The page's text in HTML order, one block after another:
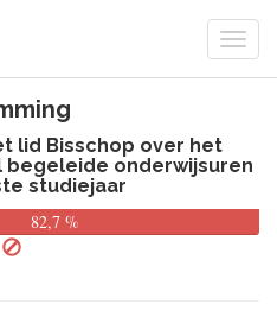
lid Bisschop over het
begeleide onderwijsuren
studiejaar
82,7 %